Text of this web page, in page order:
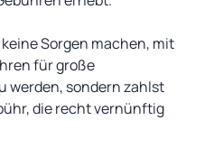
Sorgen machen, mit
für große
werden, sondern zahlst
die recht vernünftig